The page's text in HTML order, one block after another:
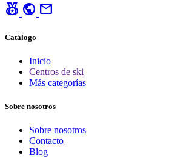
social_leaderboard public mail
Catálogo
Inicio
Centros de ski
Más categorías
Sobre nosotros
Sobre nosotros
Contacto
Blog